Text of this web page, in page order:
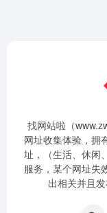
找网站啦（
网址收集体验，拥
址，（生活、休闲
服务，某个网址失
出相关并且